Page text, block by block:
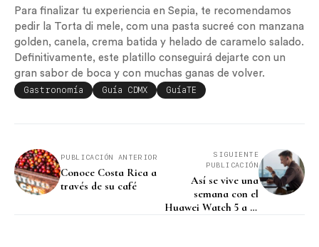
Para finalizar tu experiencia en Sepia, te recomendamos
pedir la Torta di mele, com una pasta sucreé con manzana
golden, canela, crema batida y helado de caramelo salado.
Definitivamente, este platillo conseguirá dejarte con un
gran sabor de boca y con muchas ganas de volver.
Gastronomía Guía CDMX GuíaTE
PUBLICACIÓN ANTERIOR
Conoce Costa Rica a
través de su café
SIGUIENTE
PUBLICACIÓN
Así se vive una
semana con el
Huawei Watch 5 a la